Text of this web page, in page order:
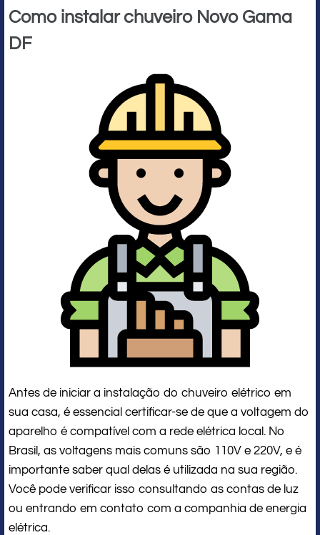
Como instalar chuveiro Novo Gama
DF
Antes de iniciar a instalação do chuveiro elétrico em
sua casa, é essencial certificar-se de que a voltagem do
aparelho é compatível com a rede elétrica local. No
Brasil, as voltagens mais comuns são 110V e 220V, e é
importante saber qual delas é utilizada na sua região.
Você pode verificar isso consultando as contas de luz
ou entrando em contato com a companhia de energia
elétrica.